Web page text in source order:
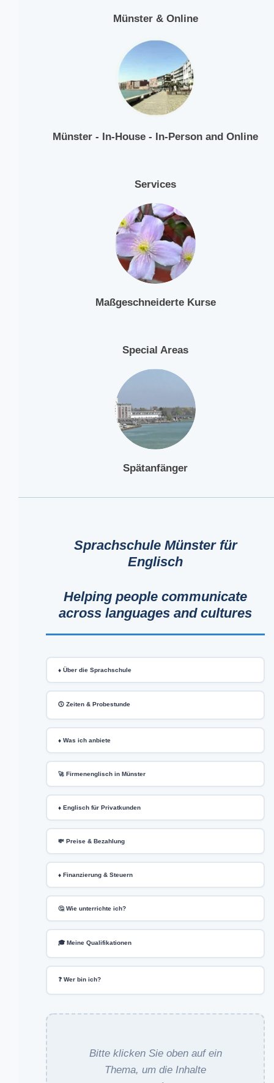
Münster & Online
Münster - In-House - In-Person and Online
Services
Maßgeschneiderte Kurse
Special Areas
Spätanfänger
Sprachschule Münster für
Englisch
Helping people communicate
across languages and cultures
♦️ Über die Sprachschule
🕔 Zeiten & Probestunde
♦️ Was ich anbiete
🚀 Firmenenglisch in Münster
♦️ Englisch für Privatkunden
💸 Preise & Bezahlung
♦️ Finanzierung & Steuern
🤔 Wie unterrichte ich?
🎓 Meine Qualifikationen
❓ Wer bin ich?
Bitte klicken Sie oben auf ein
Thema, um die Inhalte